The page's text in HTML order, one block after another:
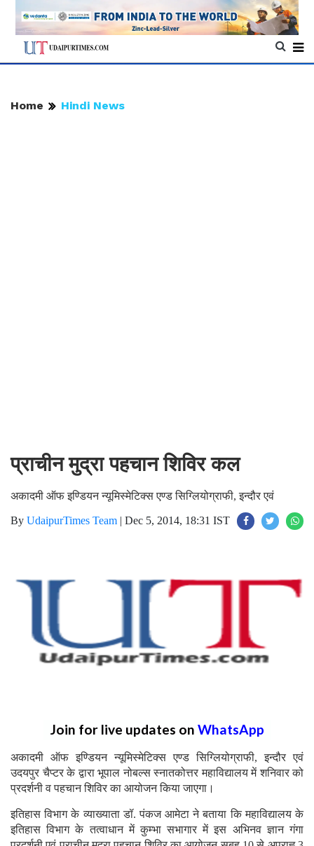
Home Hindi News
प्राचीन मुद्रा पहचान शिविर कल
अकादमी ऑफ इण्डियन न्यूमिस्मेटिक्स एण्ड सिग्लियोग्राफी, इन्दौर एवं
By UdaipurTimes Team | Dec 5, 2014, 18:31 IST
Join for live updates on WhatsApp
अकादमी ऑफ इण्डियन न्यूमिस्मेटिक्स एण्ड सिग्लियोग्राफी, इन्दौर एवं
उदयपुर चैप्टर के द्वारा भूपाल नोबल्स स्नातकोत्तर महाविद्यालय में शनिवार को
प्रदर्शनी व पहचान शिविर का आयोजन किया जाएगा।
इतिहास विभाग के व्याख्याता डॉ. पंकज आमेटा ने बताया कि महाविद्यालय के
इतिहास विभाग के तत्वाधान में कुम्भा सभागार में इस अभिनव ज्ञान गंगा